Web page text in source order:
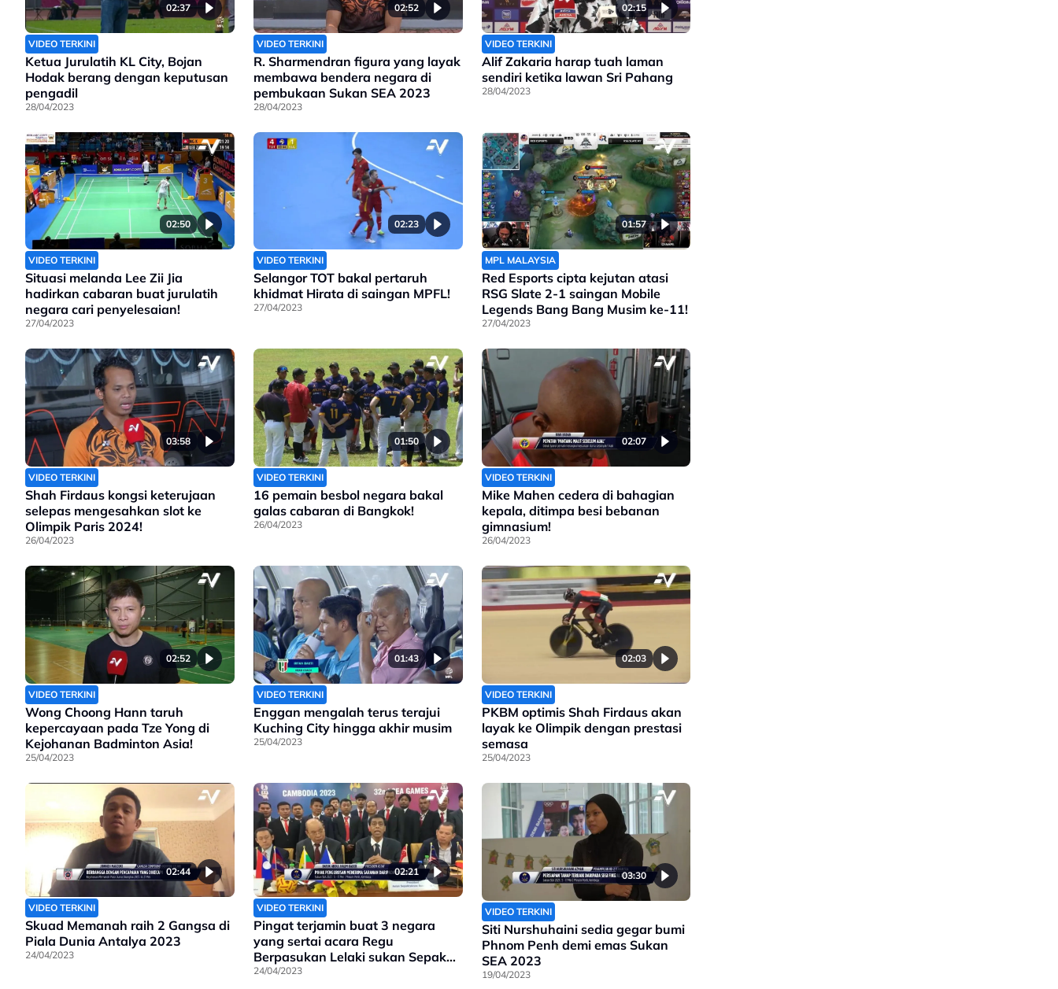
02:37
VIDEO TERKINI
Ketua Jurulatih KL City, Bojan
Hodak berang dengan keputusan
pengadil
28/04/2023
02:52
VIDEO TERKINI
R. Sharmendran figura yang layak
membawa bendera negara di
pembukaan Sukan SEA 2023
28/04/2023
02:15
VIDEO TERKINI
Alif Zakaria harap tuah laman
sendiri ketika lawan Sri Pahang
28/04/2023
02:50
VIDEO TERKINI
Situasi melanda Lee Zii Jia
hadirkan cabaran buat jurulatih
negara cari penyelesaian!
27/04/2023
02:23
VIDEO TERKINI
Selangor TOT bakal pertaruh
khidmat Hirata di saingan MPFL!
27/04/2023
01:57
MPL MALAYSIA
Red Esports cipta kejutan atasi
RSG Slate 2-1 saingan Mobile
Legends Bang Bang Musim ke-11!
27/04/2023
03:58
VIDEO TERKINI
Shah Firdaus kongsi keterujaan
selepas mengesahkan slot ke
Olimpik Paris 2024!
26/04/2023
01:50
VIDEO TERKINI
16 pemain besbol negara bakal
galas cabaran di Bangkok!
26/04/2023
02:07
VIDEO TERKINI
Mike Mahen cedera di bahagian
kepala, ditimpa besi bebanan
gimnasium!
26/04/2023
02:52
VIDEO TERKINI
Wong Choong Hann taruh
kepercayaan pada Tze Yong di
Kejohanan Badminton Asia!
25/04/2023
01:43
VIDEO TERKINI
Enggan mengalah terus terajui
Kuching City hingga akhir musim
25/04/2023
02:03
VIDEO TERKINI
PKBM optimis Shah Firdaus akan
layak ke Olimpik dengan prestasi
semasa
25/04/2023
02:44
VIDEO TERKINI
Skuad Memanah raih 2 Gangsa di
Piala Dunia Antalya 2023
24/04/2023
02:21
VIDEO TERKINI
Pingat terjamin buat 3 negara
yang sertai acara Regu
Berpasukan Lelaki sukan Sepak
Takraw
24/04/2023
03:30
VIDEO TERKINI
Siti Nurshuhaini sedia gegar bumi
Phnom Penh demi emas Sukan
SEA 2023
19/04/2023